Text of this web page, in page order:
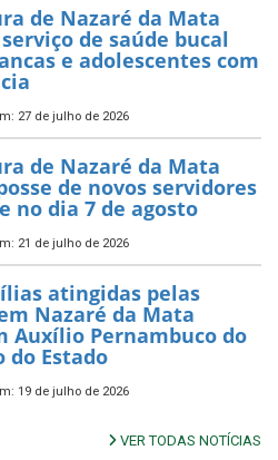
de Nazaré da Mata
de saúde bucal
e adolescentes com
27 de julho de 2026
de Nazaré da Mata
de novos servidores
no dia 7 de agosto
21 de julho de 2026
atingidas pelas
Nazaré da Mata
Auxílio Pernambuco do
do Estado
19 de julho de 2026
VER TODAS NOTÍCIAS